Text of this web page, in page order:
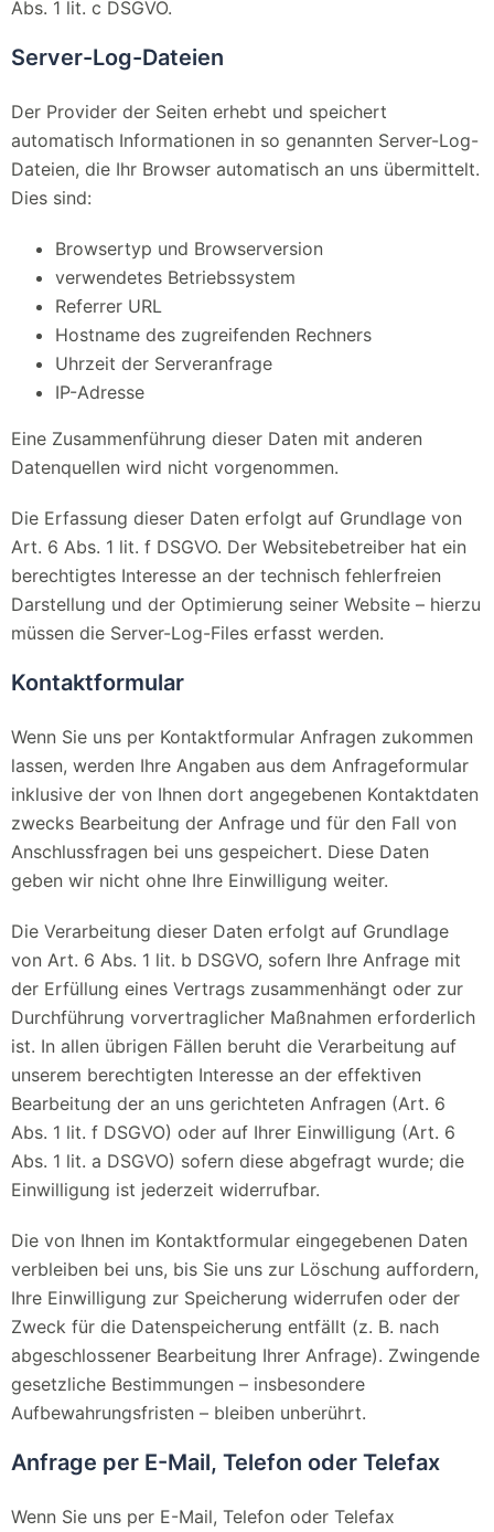
Abs. 1 lit. c DSGVO.
Server-Log-Dateien
Der Provider der Seiten erhebt und speichert
automatisch Informationen in so genannten Server-Log-
Dateien, die Ihr Browser automatisch an uns übermittelt.
Dies sind:
Browsertyp und Browserversion
verwendetes Betriebssystem
Referrer URL
Hostname des zugreifenden Rechners
Uhrzeit der Serveranfrage
IP-Adresse
Eine Zusammenführung dieser Daten mit anderen
Datenquellen wird nicht vorgenommen.
Die Erfassung dieser Daten erfolgt auf Grundlage von
Art. 6 Abs. 1 lit. f DSGVO. Der Websitebetreiber hat ein
berechtigtes Interesse an der technisch fehlerfreien
Darstellung und der Optimierung seiner Website – hierzu
müssen die Server-Log-Files erfasst werden.
Kontaktformular
Wenn Sie uns per Kontaktformular Anfragen zukommen
lassen, werden Ihre Angaben aus dem Anfrageformular
inklusive der von Ihnen dort angegebenen Kontaktdaten
zwecks Bearbeitung der Anfrage und für den Fall von
Anschlussfragen bei uns gespeichert. Diese Daten
geben wir nicht ohne Ihre Einwilligung weiter.
Die Verarbeitung dieser Daten erfolgt auf Grundlage
von Art. 6 Abs. 1 lit. b DSGVO, sofern Ihre Anfrage mit
der Erfüllung eines Vertrags zusammenhängt oder zur
Durchführung vorvertraglicher Maßnahmen erforderlich
ist. In allen übrigen Fällen beruht die Verarbeitung auf
unserem berechtigten Interesse an der effektiven
Bearbeitung der an uns gerichteten Anfragen (Art. 6
Abs. 1 lit. f DSGVO) oder auf Ihrer Einwilligung (Art. 6
Abs. 1 lit. a DSGVO) sofern diese abgefragt wurde; die
Einwilligung ist jederzeit widerrufbar.
Die von Ihnen im Kontaktformular eingegebenen Daten
verbleiben bei uns, bis Sie uns zur Löschung auffordern,
Ihre Einwilligung zur Speicherung widerrufen oder der
Zweck für die Datenspeicherung entfällt (z. B. nach
abgeschlossener Bearbeitung Ihrer Anfrage). Zwingende
gesetzliche Bestimmungen – insbesondere
Aufbewahrungsfristen – bleiben unberührt.
Anfrage per E-Mail, Telefon oder Telefax
Wenn Sie uns per E-Mail, Telefon oder Telefax